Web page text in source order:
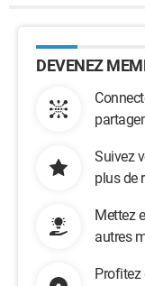
DEVENEZ
Suivez
plus de
Mettez
autres
Profitez